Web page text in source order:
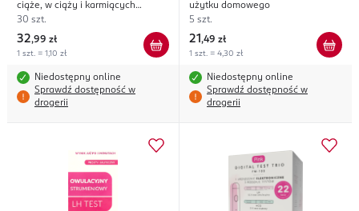
ciąże, w ciąży i karmiących
piersią, suplement diety
30 szt.
32,99 zł
1 szt. = 1,10 zł
Niedostępny online
Sprawdź dostępność w
drogerii
użytku domowego
5 szt.
21 ,49 zł
1 szt. = 4,30 zł
Niedostępny online
Sprawdź dostępność w
drogerii